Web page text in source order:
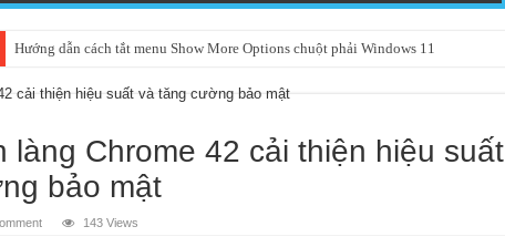
Hướng dẫn cách tắt menu Show More Options chuột phải Windows 11
làng Chrome 42 cải thiện hiệu suất
bảo mật
143 Views